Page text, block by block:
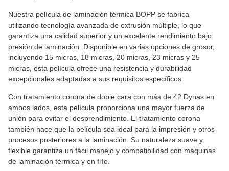
Nuestra película de laminación térmica BOPP se fabrica
utilizando tecnología avanzada de extrusión múltiple, lo que
garantiza una calidad superior y un excelente rendimiento bajo
presión de laminación. Disponible en varias opciones de grosor,
incluyendo 15 micras, 18 micras, 20 micras, 23 micras y 25
micras, esta película ofrece una resistencia y durabilidad
excepcionales adaptadas a sus requisitos específicos.
Con tratamiento corona de doble cara con más de 42 Dynas en
ambos lados, esta película proporciona una mayor fuerza de
unión para evitar el desprendimiento. El tratamiento corona
también hace que la película sea ideal para la impresión y otros
procesos posteriores a la laminación. Su naturaleza suave y
flexible garantiza un fácil manejo y compatibilidad con máquinas
de laminación térmica y en frío.